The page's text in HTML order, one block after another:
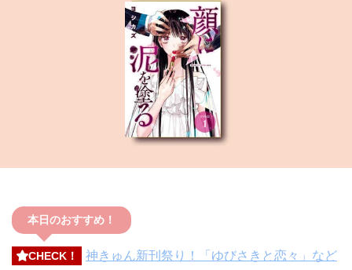
本日のおすすめ！
CHECK！
神きゅん新刊祭り！「ゆびさきと恋々」など